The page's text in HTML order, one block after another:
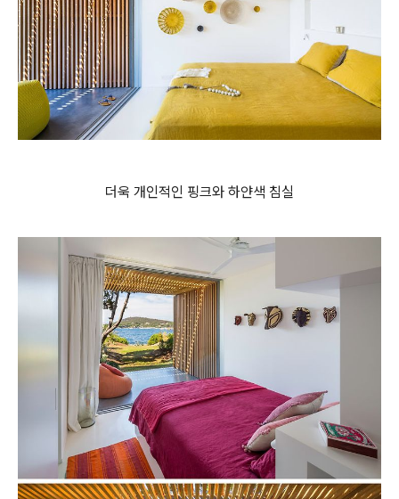
더욱 개인적인 핑크와 하얀색 침실